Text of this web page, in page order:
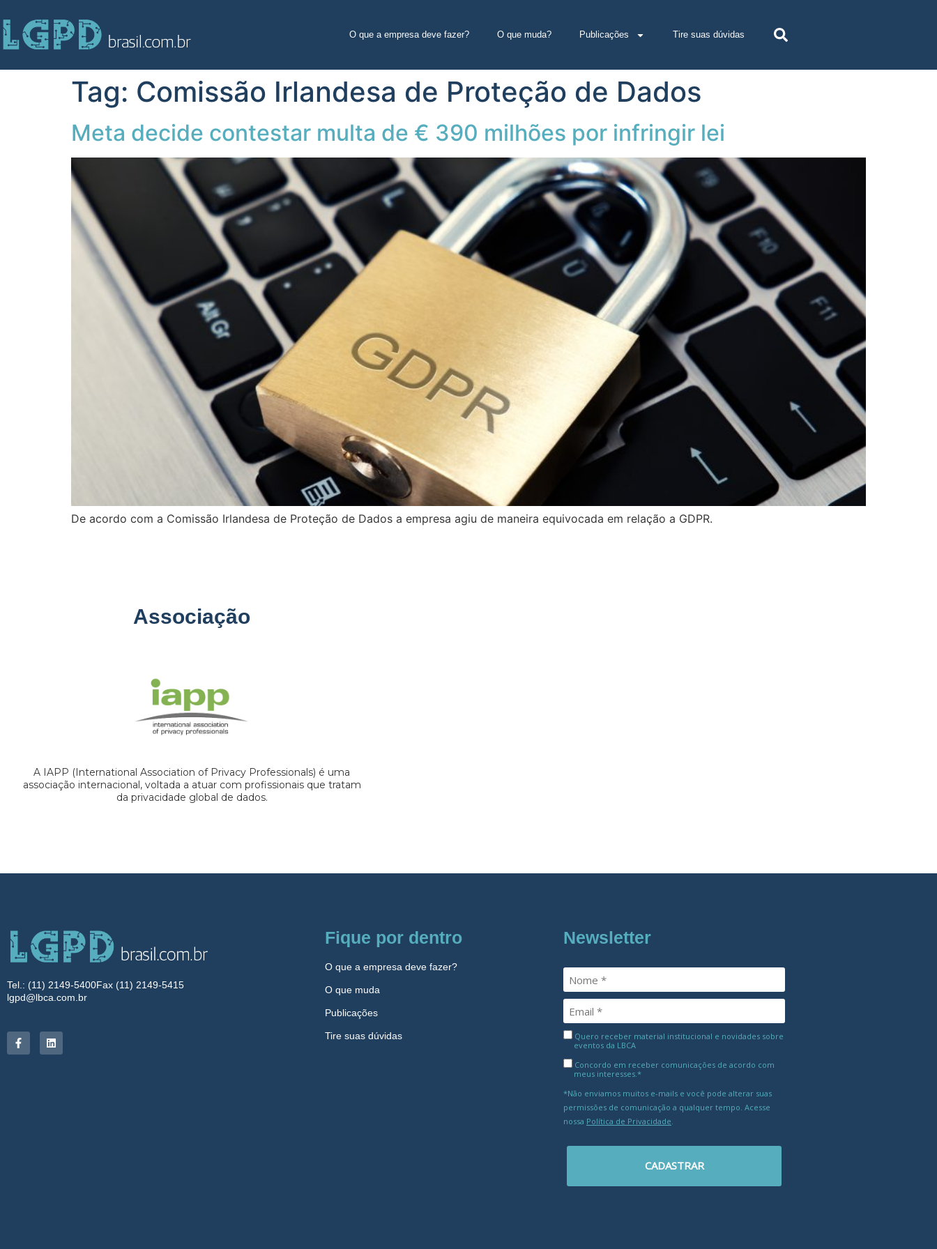
O que a empresa deve fazer? O que muda? Publicações Tire suas dúvidas
Tag: Comissão Irlandesa de Proteção de Dados
Meta decide contestar multa de € 390 milhões por infringir lei
De acordo com a Comissão Irlandesa de Proteção de Dados a empresa agiu de maneira equivocada em relação a GDPR.
Associação
A IAPP (International Association of Privacy Professionals) é uma
associação internacional, voltada a atuar com profissionais que tratam
da privacidade global de dados.
Tel.: (11) 2149-5400Fax (11) 2149-5415
lgpd@lbca.com.br
Fique por dentro
O que a empresa deve fazer?
O que muda
Publicações
Tire suas dúvidas
Newsletter
Quero receber material institucional e novidades sobre
eventos da LBCA
Concordo em receber comunicações de acordo com
meus interesses.*
*Não enviamos muitos e-mails e você pode alterar suas
permissões de comunicação a qualquer tempo. Acesse
nossa Política de Privacidade
CADASTRAR